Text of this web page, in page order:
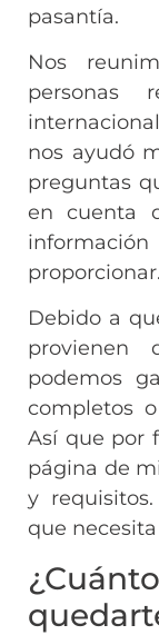
pasantía.
Nos
personas
nos ayudó
preguntas
en cuenta
proporcionar.
Debido a
provienen
podemos
completos
Así que por
página de
y
que